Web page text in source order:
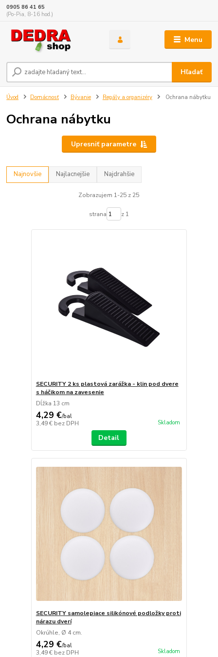
Menu
Hľadať
0905 86 41 65
(Po-Pia, 8-16 hod.)
Úvod Domácnosť Bývanie Regály a organizéry Ochrana nábytku
Ochrana nábytku
Upresniť parametre
Najnovšie Najlacnejšie Najdrahšie
Zobrazujem 1-25 z 25
strana z 1
SECURITY 2 ks plastová zarážka - klin pod dvere
s háčikom na zavesenie
Dĺžka 13 cm
4,29 €/bal
3,49 € bez DPH Skladom
Detail
SECURITY samolepiace silikónové podložky proti
nárazu dverí
Okrúhle, Ø 4 cm.
4,29 €/bal
3,49 € bez DPH Skladom